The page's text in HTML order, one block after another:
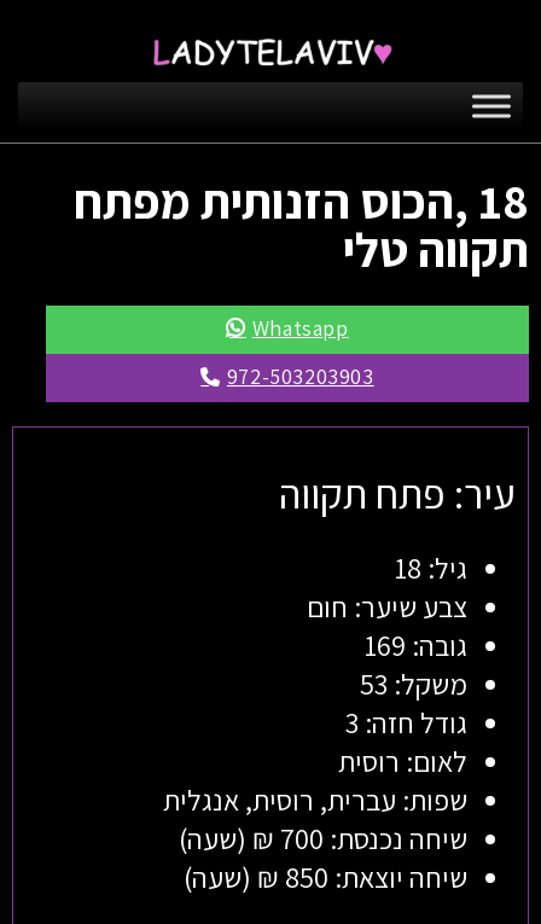
18 ,הכוס הזנותית מפתח
תקווה טלי
Whatsapp
972-503203903
עיר: פתח תקווה
גיל: 18
צבע שיער: חום
גובה: 169
משקל: 53
גודל חזה: 3
לאום: רוסית
שפות: עברית, רוסית, אנגלית
שיחה נכנסת: 700 ₪ (שעה)
שיחה יוצאת: 850 ₪ (שעה)